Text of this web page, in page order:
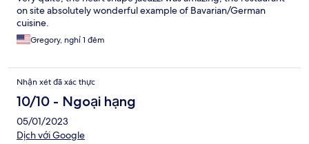
on site absolutely wonderful example of Bavarian/German
cuisine.
Gregory, nghỉ 1 đêm
Nhận xét đã xác thực
10/10 - Ngoại hạng
05/01/2023
Dịch với Google